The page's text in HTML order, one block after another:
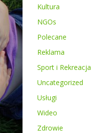
Kultura
NGOs
Polecane
Reklama
Sport i Rekreacja
Uncategorized
Usługi
Wideo
Zdrowie